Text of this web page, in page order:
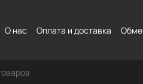
О нас
Оплата и доставка